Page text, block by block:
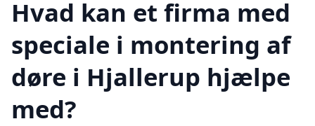
Hvad kan et firma med
speciale i montering af
døre i Hjallerup hjælpe
med?